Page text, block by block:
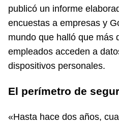
publicó un informe
encuestas a empresas y
mundo que halló que más
empleados acceden a
dispositivos personales.
El perímetro de
«Hasta hace dos años,